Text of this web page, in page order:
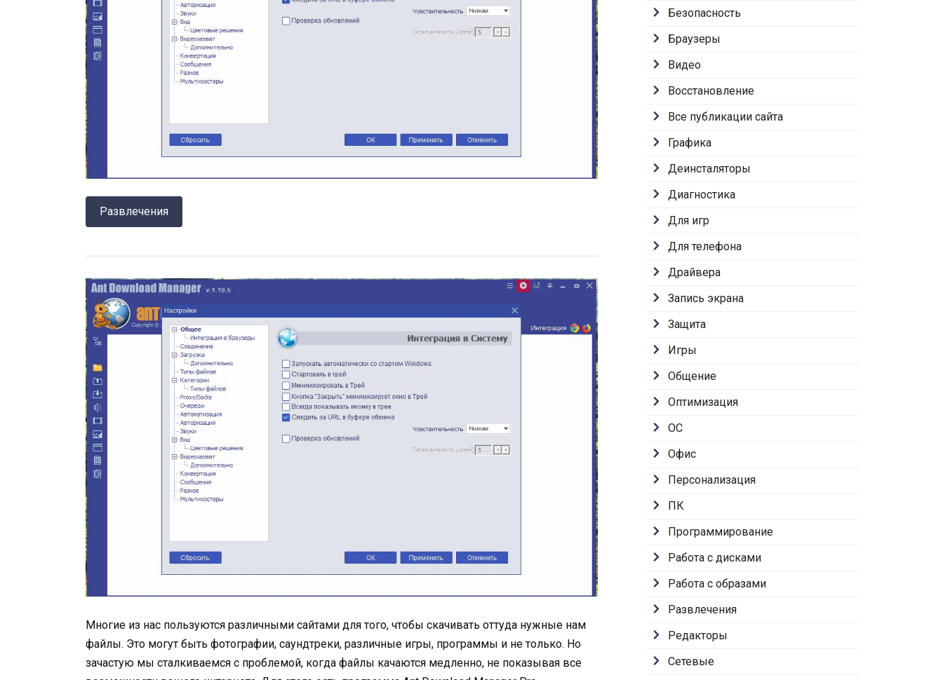
Развлечения
Многие из нас пользуются различными сайтами для того, чтобы скачивать оттуда нужные нам
файлы. Это могут быть фотографии, саундтреки, различные игры, программы и не только. Но
зачастую мы сталкиваемся с проблемой, когда файлы качаются медленно, не показывая все
Безопасность
Браузеры
Видео
Восстановление
Все публикации сайта
Графика
Деинсталяторы
Диагностика
Для игр
Для телефона
Драйвера
Запись экрана
Защита
Игры
Общение
Оптимизация
ОС
Офис
Персонализация
ПК
Программирование
Работа с дисками
Работа с образами
Развлечения
Редакторы
Сетевые